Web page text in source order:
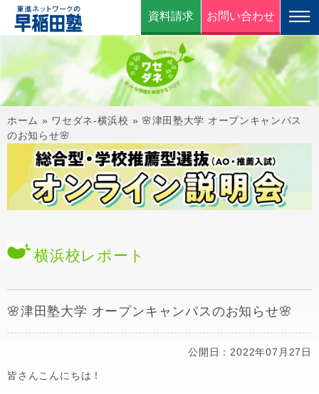
資料請求 お問い合わせ
ホーム » ワセダネ-横浜校 » 🌸津田塾大学 オープンキャンパス
のお知らせ🌸
横浜校レポート
🌸津田塾大学 オープンキャンパスのお知らせ🌸
公開日：2022年07月27日
皆さんこんにちは！